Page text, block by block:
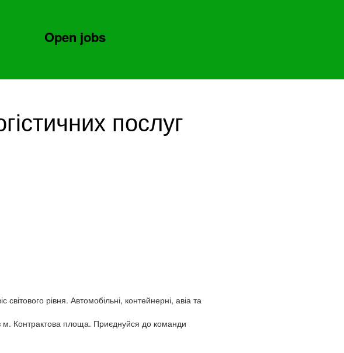
Open jobs
послуг
рівня. Автомобільні, контейнерні, авіа та
Контрактова площа. Приєднуйся до команди